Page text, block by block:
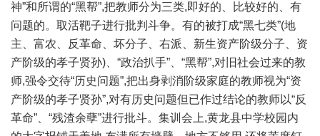
神”和所谓的“黑帮”,把教师分为三类,即好的、比较好的、有
问题的。取活靶子进行批判斗争。有的被打成“黑七类”(地
主、富农、反革命、坏分子、右派、新生资产阶级分子、资
产阶级的孝子贤孙)、“政治扒手”、“黑帮”,对旧社会过来的教
师,强令交待“历史问题”,把出身剥消阶级家庭的教师视为“资
产阶级的孝子贤孙”,对有历史问题但已作过结论的教师以“反
革命”、“残渣余孽”进行批斗。集训会上,黄龙县中学校园内